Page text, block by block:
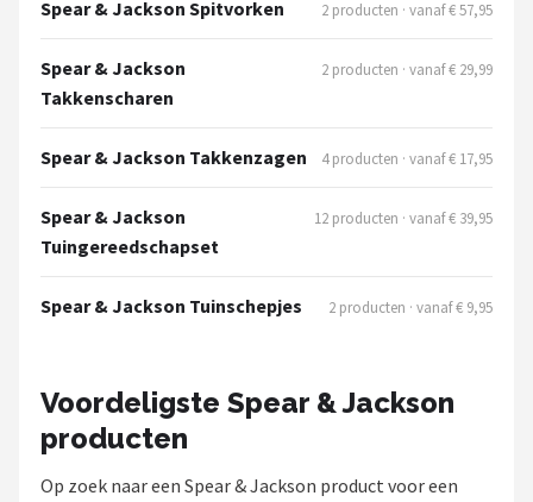
Spear & Jackson Spitvorken 2 producten · vanaf € 57,95
Spear & Jackson
Takkenscharen
2 producten · vanaf € 29,99
Spear & Jackson Takkenzagen 4 producten · vanaf € 17,95
Spear & Jackson
Tuingereedschapset
12 producten · vanaf € 39,95
Spear & Jackson Tuinschepjes 2 producten · vanaf € 9,95
Voordeligste Spear & Jackson
producten
Op zoek naar een Spear & Jackson product voor een